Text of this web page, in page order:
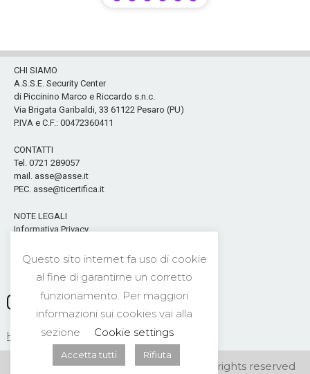
CHI SIAMO
A.S.S.E. Security Center
di Piccinino Marco e Riccardo s.n.c.
Via Brigata Garibaldi, 33 61122 Pesaro (PU)
P.IVA e C.F.: 00472360411
CONTATTI
Tel. 0721 289057
mail. asse@asse.it
PEC. asse@ticertifica.it
NOTE LEGALI
Informativa Privacy
Seguici sui Social
HOME CONTATTI NEWS PRIVACY
©2026 A.S.S.E. Security Center s.n.c. All rights reserved
Questo sito internet fa uso di cookie
al fine di garantirne un corretto
funzionamento. Per maggiori
informazioni sui cookies vai alla
sezione
Cookie settings
Accetta tutti Rifiuta